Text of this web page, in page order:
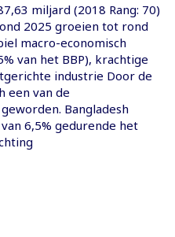
miljard (2018 Rang: 70)
2025 groeien tot rond
macro-economisch
van het BBP), krachtige
industrie Door de
een van de
Bangladesh
6,5% gedurende het